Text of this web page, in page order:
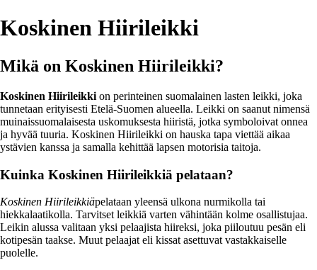
Koskinen Hiirileikki
Mikä on Koskinen Hiirileikki?
Koskinen Hiirileikki on perinteinen suomalainen lasten leikki, joka
tunnetaan erityisesti Etelä-Suomen alueella. Leikki on saanut nimensä
muinaissuomalaisesta uskomuksesta hiiristä, jotka symboloivat onnea
ja hyvää tuuria. Koskinen Hiirileikki on hauska tapa viettää aikaa
ystävien kanssa ja samalla kehittää lapsen motorisia taitoja.
Kuinka Koskinen Hiirileikkiä pelataan?
Koskinen Hiirileikkiäpelataan yleensä ulkona nurmikolla tai
hiekkalaatikolla. Tarvitset leikkiä varten vähintään kolme osallistujaa.
Leikin alussa valitaan yksi pelaajista hiireksi, joka piiloutuu pesän eli
kotipesän taakse. Muut pelaajat eli kissat asettuvat vastakkaiselle
puolelle.